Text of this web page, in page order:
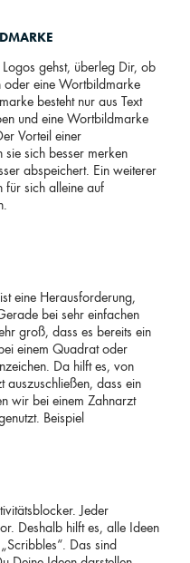
gehst, überleg Dir, ob
oder eine Wortbildmarke
besteht nur aus Text
und eine Wortbildmarke
Vorteil einer
sich besser merken
abspeichert. Ein weiterer
für sich alleine auf
eine Herausforderung,
bei sehr einfachen
groß, dass es bereits ein
einem Quadrat oder
Da hilft es, von
auszuschließen, dass ein
wir bei einem Zahnarzt
Beispiel
Jeder
Deshalb hilft es, alle Ideen
Das sind